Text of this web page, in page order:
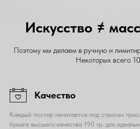
Искусство ≠
Поэтому мы делаем в ручную и
Некоторых всего
Качество
Каждый постер печатается под строгим
бумаге высшего качества 190 гр. для